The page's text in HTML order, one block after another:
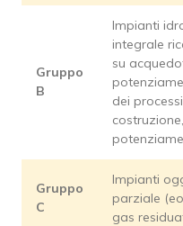
Gruppo
B
Impianti
integrale
su
dei
Gruppo
C
Impianti
parziale
gas